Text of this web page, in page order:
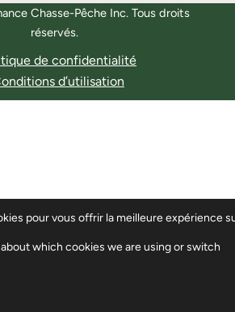
Chasse-Pêche Inc. Tous droits
réservés.
de confidentialité
d’utilisation
pour vous offrir la meilleure expérience
which cookies we are using or switch